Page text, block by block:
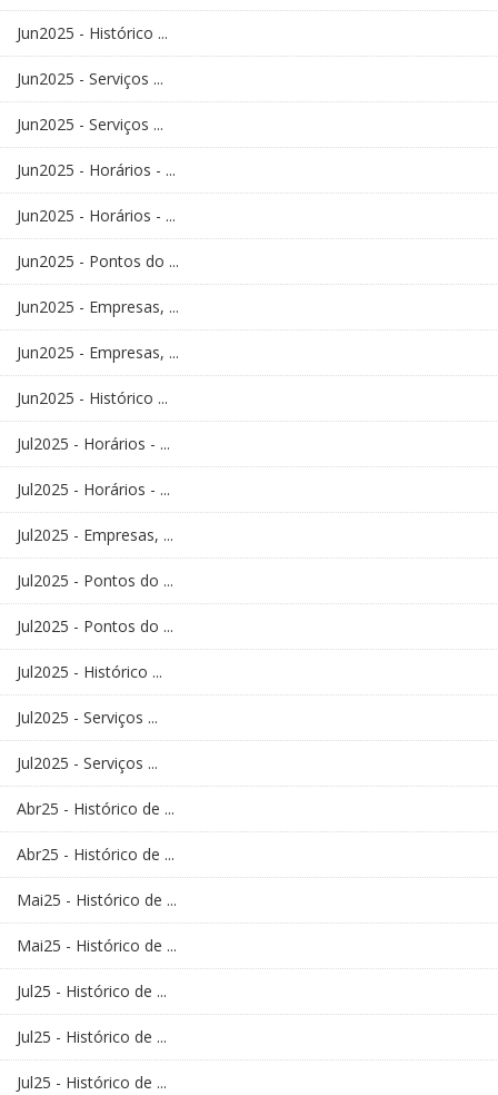
Jun2025 - Histórico ...
Jun2025 - Serviços ...
Jun2025 - Serviços ...
Jun2025 - Horários - ...
Jun2025 - Horários - ...
Jun2025 - Pontos do ...
Jun2025 - Empresas, ...
Jun2025 - Empresas, ...
Jun2025 - Histórico ...
Jul2025 - Horários - ...
Jul2025 - Horários - ...
Jul2025 - Empresas, ...
Jul2025 - Pontos do ...
Jul2025 - Pontos do ...
Jul2025 - Histórico ...
Jul2025 - Serviços ...
Jul2025 - Serviços ...
Abr25 - Histórico de ...
Abr25 - Histórico de ...
Mai25 - Histórico de ...
Mai25 - Histórico de ...
Jul25 - Histórico de ...
Jul25 - Histórico de ...
Jul25 - Histórico de ...